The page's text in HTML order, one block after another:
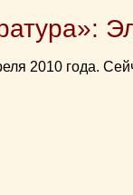
2010 года.